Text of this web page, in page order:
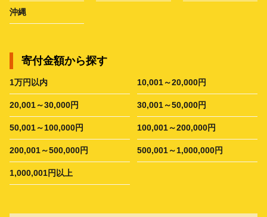
沖縄
寄付金額から探す
1万円以内 10,001～20,000円
20,001～30,000円 30,001～50,000円
50,001～100,000円 100,001～200,000円
200,001～500,000円 500,001～1,000,000円
1,000,001円以上